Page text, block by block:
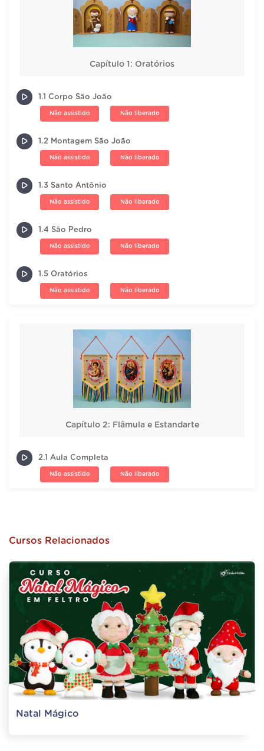
Capítulo 1: Oratórios
1.1 Corpo São João
Não assistido Não liberado
1.2 Montagem São João
Não assistido Não liberado
1.3 Santo Antônio
Não assistido Não liberado
1.4 São Pedro
Não assistido Não liberado
1.5 Oratórios
Não assistido Não liberado
Capítulo 2: Flâmula e Estandarte
2.1 Aula Completa
Não assistido Não liberado
Cursos Relacionados
Natal Mágico